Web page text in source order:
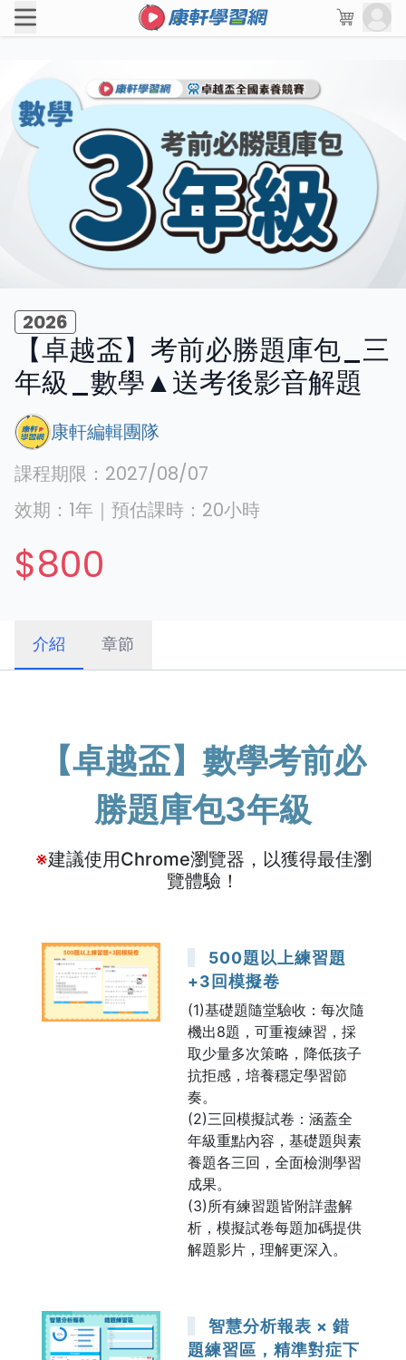
2026
【卓越盃】考前必勝題庫包_三
年級_數學▲送考後影音解題
康軒編輯團隊
課程期限： 2027/08/07
效期： 1年 ｜ 預估課時： 20小時
$800
介紹 章節
【卓越盃】數學考前必
勝題庫包3年級
※建議使用Chrome瀏覽器，以獲得最佳瀏
覽體驗！
500題以上練習題
+3回模擬卷
(1)基礎題隨堂驗收：每次隨
機出8題，可重複練習，採
取少量多次策略，降低孩子
抗拒感，培養穩定學習節
奏。
(2)三回模擬試卷：涵蓋全
年級重點內容，基礎題與素
養題各三回，全面檢測學習
成果。
(3)所有練習題皆附詳盡解
析，模擬試卷每題加碼提供
解題影片，理解更深入。
智慧分析報表 × 錯
題練習區，精準對症下